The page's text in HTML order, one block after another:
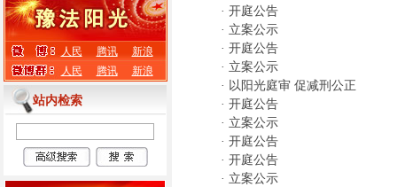
人民 腾讯
新浪
人民
腾讯 新浪
站内检索
· 开庭公告
· 立案公示
· 开庭公告
· 立案公示
· 以阳光庭审 促减刑公正
· 开庭公告
· 立案公示
· 开庭公告
· 开庭公告
· 立案公示